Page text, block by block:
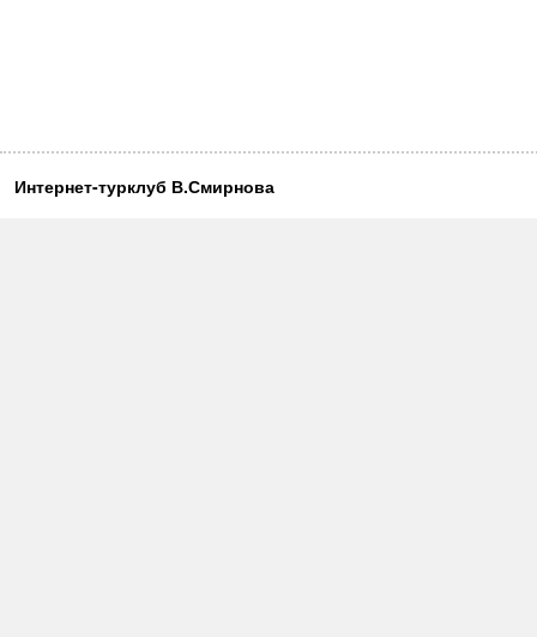
Интернет-турклуб В.Смирнова